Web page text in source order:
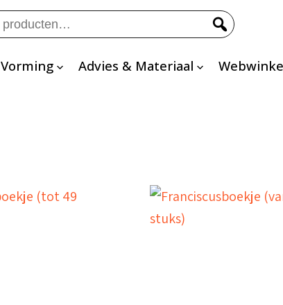
Vorming Advies & Materiaal